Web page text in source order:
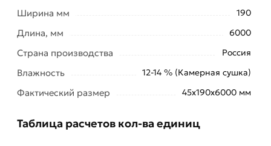
Ширина мм 190
Длина, мм 6000
Страна производства Россия
Влажность 12-14 % (Камерная сушка)
Фактический размер 45х190х6000 мм
Таблица расчетов кол-ва единиц